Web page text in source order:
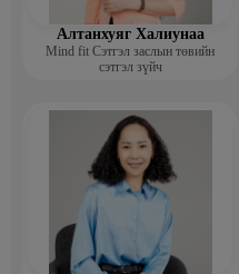
Алтанхуяг Халиунаа
Mind fit Сэтгэл заслын төвийн
сэтгэл зүйч